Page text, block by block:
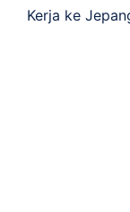
Kerja ke